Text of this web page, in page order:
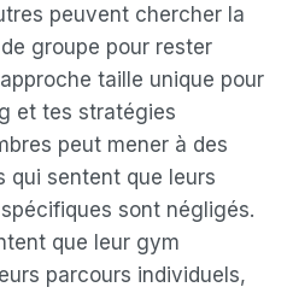
peuvent chercher la
groupe pour rester
taille unique pour
et tes stratégies
peut mener à des
qui sentent que leurs
sont négligés.
que leur gym
parcours individuels,